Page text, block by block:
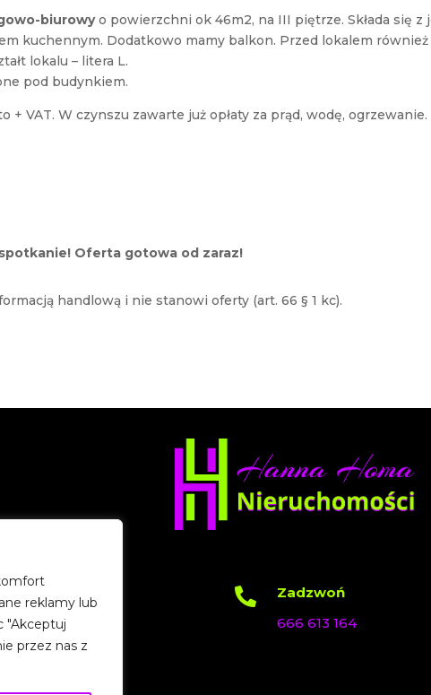
reklamy lub
"Akceptuj
przez nas z
biurowyo powierzchni ok 46m2, na III piętrze. Składa się z
kuchennym. Dodatkowo mamy balkon. Przed lokalem
lokalu – litera L.
pod budynkiem.
+ VAT. W czynszu zawarte już opłaty za prąd, wodę, ogrzewanie.
Oferta gotowa od zaraz!
handlową i nie stanowi oferty (art. 66 § 1 kc).

Zadzwoń
666 613 164